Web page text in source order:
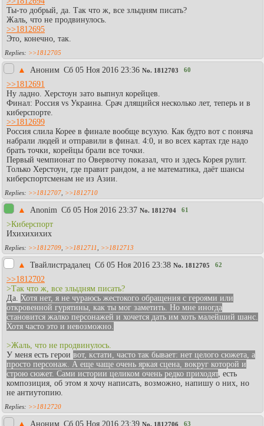
Ты-то добрый, да. Так что ж, все злыдням писать?
Жаль, что не продвинулось.
>>1812695
Это, конечно, так.
>>1812705
▲ Аноним Сб 05 Ноя 2016 23:36 No. 1812703 60
>>1812691
Ну ладно. Херстоун зато выпнул корейцев.
Финал: Россия vs Украина. Срач длящийся несколько лет, теперь и в
киберспорте.
>>1812699
Россия слила Корее в финале вообще всухую. Как будто вот с поняча
набрали людей и отправили в финал. 4:0, и во всех картах где надо
брать точки, корейцы брали все точки.
Первый чемпионат по Овервотчу показал, что и здесь Корея рулит.
Только Херстоун, где правит рандом, а не математика, даёт шансы
киберспортсменам не из Азии.
>>1812707 >>1812710
▲ Anonim Сб 05 Ноя 2016 23:37 No. 1812704 61
>Киберспорт
Ихихихихих
>>1812709 >>1812711 >>1812713
▲ Твайлистрадалец Сб 05 Ноя 2016 23:38 No. 1812705 62
>>1812702
>Так что ж, все злыдням писать?
Да. Хотя нет, я не чураюсь жестокого обращения с героями или
откровенной гурятины, как ты мог заметить. Но мне иногда
становится жалко персонажей и хочется дать им хоть малейший шанс.
Хотя часто это и невозможно.
>Жаль, что не продвинулось.
У меня есть герои вот, кстати, часто так бывает: нет целого сюжета, а
просто персонаж. А еще чаще очень яркая сцена, вокруг которой и
строю сюжет. Сами истории целиком очень редко приходят , есть
композиция, об этом я хочу написать, возможно, напишу о них, но
не антиутопию.
>>1812720
▲ Аноним Сб 05 Ноя 2016 23:39 No. 1812706 63